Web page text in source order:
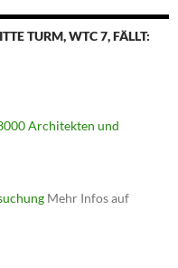
TURM, WTC 7, FÄLLT:
Architekten und
Mehr Infos auf